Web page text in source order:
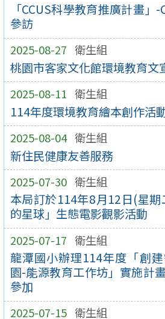
「CCUS科學教育推廣計畫」
參訪
2025-08-27 衛生組
桃園市客家文化館環境教育文
2025-08-11 衛生組
114年度環境教育繪本創作活
2025-08-04 衛生組
新住民健康友善服務
2025-07-30 衛生組
本局訂於114年8月12日(星
的星球」生態電影觀影活動
2025-07-17 衛生組
龍潭國小辦理114年度「創
園-能源教育工作坊」實施計
參加
2025-07-15 衛生組